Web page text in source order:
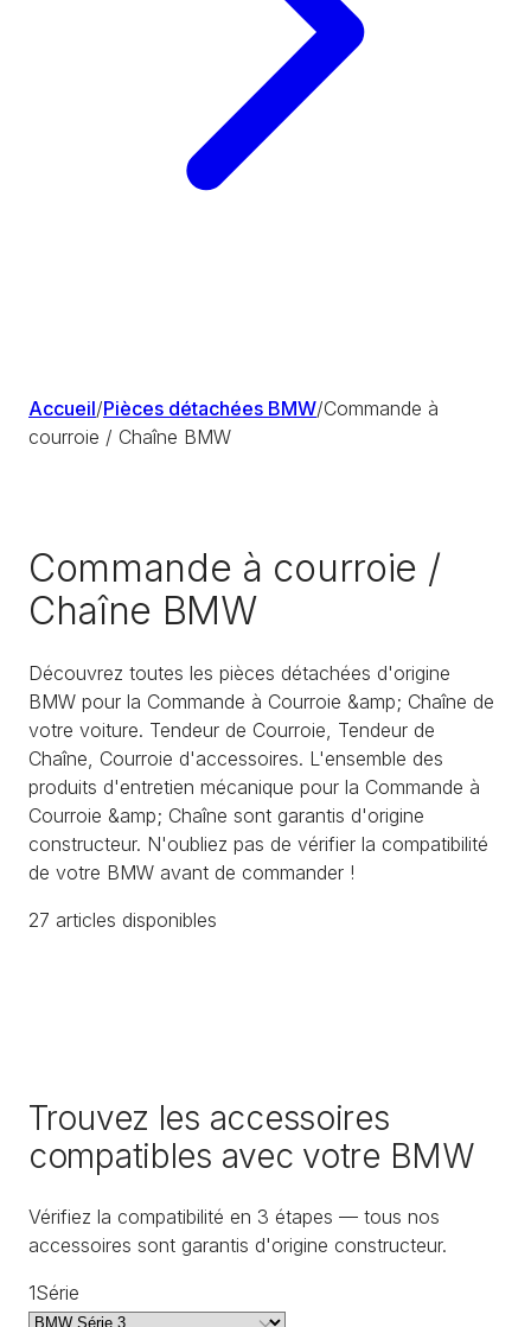
Accueil/Pièces détachées BMW/Commande à
courroie / Chaîne BMW
Commande à courroie /
Chaîne BMW
Découvrez toutes les pièces détachées d'origine
BMW pour la Commande à Courroie &amp; Chaîne de
votre voiture. Tendeur de Courroie, Tendeur de
Chaîne, Courroie d'accessoires. L'ensemble des
produits d'entretien mécanique pour la Commande à
Courroie &amp; Chaîne sont garantis d'origine
constructeur. N'oubliez pas de vérifier la compatibilité
de votre BMW avant de commander !
27 articles disponibles
Trouvez les accessoires
compatibles avec votre BMW
Vérifiez la compatibilité en 3 étapes — tous nos
accessoires sont garantis d'origine constructeur.
1Série